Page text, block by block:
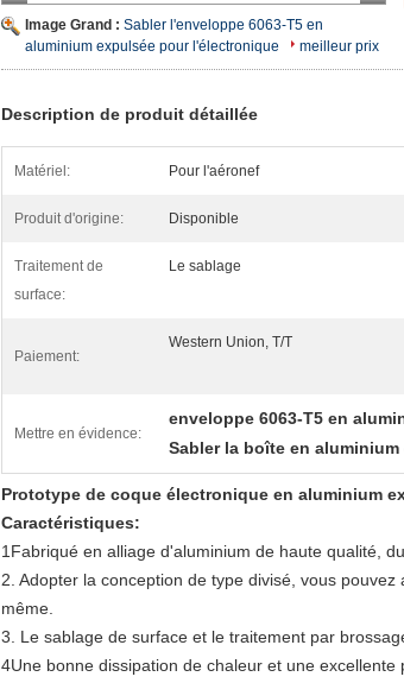
Image Grand : Sabler l'enveloppe 6063-T5 en
aluminium expulsée pour l'électronique
meilleur prix
Description de produit détaillée
Matériel: Pour l'aéronef
Produit d'origine: Disponible
Traitement de
surface:
Le sablage
Paiement:
Western Union, T/T
Mettre en évidence:
enveloppe 6063-T5 en
Sabler la boîte en aluminium
Prototype de coque électronique en aluminium
Caractéristiques:
1Fabriqué en alliage d'aluminium de haute qualité,
2. Adopter la conception de type divisé, vous
même.
3. Le sablage de surface et le traitement par
4Une bonne dissipation de chaleur et une